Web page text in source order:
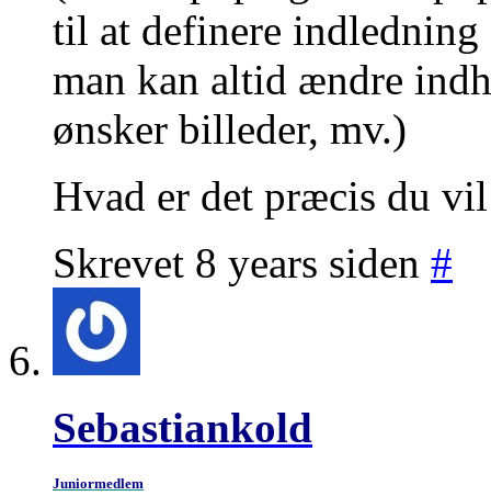
til at definere
man kan altid ændre
ønsker billeder, mv.)
Hvad er det præcis du
Skrevet 8 years siden #
Sebastiankold
Juniormedlem